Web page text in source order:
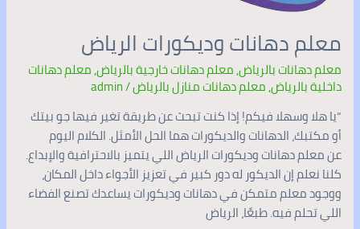
معلم دهانات وديكورات الرياض
معلم دهانات بالرياض,معلم دهانات خارجية بالرياض,معلم دهانات
داخلية بالرياض,معلم دهانات منازل بالرياض/
admin
“يا هلا وسهلا فيكم! إذا كنت تبحث عن طريقة تغير فيها جو بيتك
أو مكتبك، الدهانات والديكورات هما الحل الأمثل. الكلام اليوم
عن معلم دهانات وديكورات الرياض اللي يتميز بالاحترافية والإبداع.
كلنا نعلم إن الديكور له دور كبير في تعزيز الأجواء داخل المكان،
ووجود معلم متمكن في دهانات وديكورات يساعدك تصنع الفضاء
اللي تحلم فيه. طبعًا، الرياض